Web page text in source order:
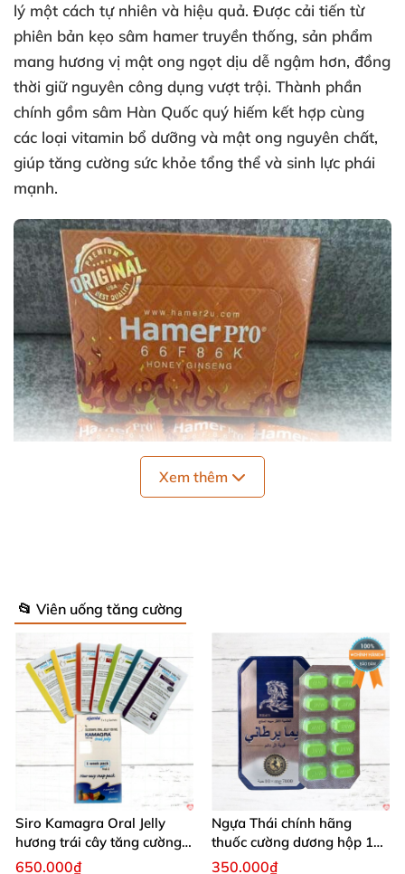
lý một cách tự nhiên và hiệu quả. Được cải tiến từ
phiên bản kẹo sâm hamer truyền thống, sản phẩm
mang hương vị mật ong ngọt dịu dễ ngậm hơn, đồng
thời giữ nguyên công dụng vượt trội. Thành phần
chính gồm sâm Hàn Quốc quý hiếm kết hợp cùng
các loại vitamin bổ dưỡng và mật ong nguyên chất,
giúp tăng cường sức khỏe tổng thể và sinh lực phái
mạnh.
Công dụng nổi bật của Kẹo Sâm
Hamerpro vị mật ong 🍃✨
Kẹo sâm hamerpro vị mật ong phát huy hiệu quả
Xem thêm
📂 Viên uống tăng cường
Siro Kamagra Oral Jelly
hương trái cây tăng cường
sinh lý nam sâu
650.000₫
Ngựa Thái chính hãng
thuốc cường dương hộp 10
viên kéo dài thời gian mạnh
350.000₫